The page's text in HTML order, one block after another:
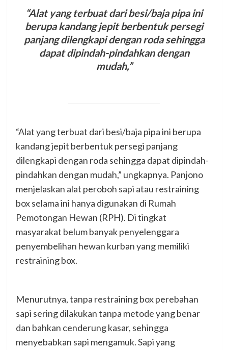
“Alat yang terbuat dari besi/baja pipa ini
berupa kandang jepit berbentuk persegi
panjang dilengkapi dengan roda sehingga
dapat dipindah-pindahkan dengan
mudah,”
“Alat yang terbuat dari besi/baja pipa ini berupa
kandang jepit berbentuk persegi panjang
dilengkapi dengan roda sehingga dapat dipindah-
pindahkan dengan mudah,” ungkapnya. Panjono
menjelaskan alat peroboh sapi atau restraining
box selama ini hanya digunakan di Rumah
Pemotongan Hewan (RPH). Di tingkat
masyarakat belum banyak penyelenggara
penyembelihan hewan kurban yang memiliki
restraining box.
Menurutnya, tanpa restraining box perebahan
sapi sering dilakukan tanpa metode yang benar
dan bahkan cenderung kasar, sehingga
menyebabkan sapi mengamuk. Sapi yang